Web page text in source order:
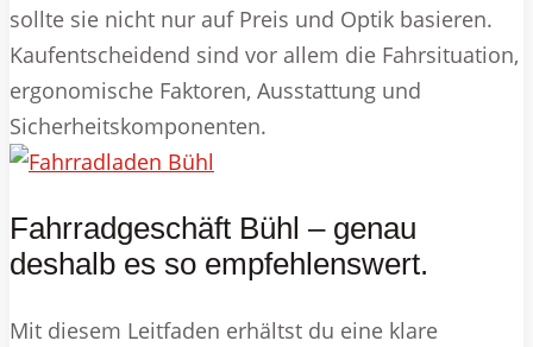
sollte sie nicht nur auf Preis und Optik basieren.
Kaufentscheidend sind vor allem die Fahrsituation,
ergonomische Faktoren, Ausstattung und
Sicherheitskomponenten.
Fahrradgeschäft Bühl – genau
deshalb es so empfehlenswert.
Mit diesem Leitfaden erhältst du eine klare